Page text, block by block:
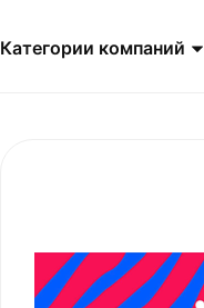
Категории компаний